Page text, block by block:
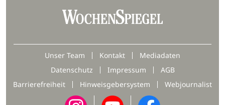
Unser Team Kontakt
Mediadaten
Datenschutz
Impressum
AGB
Barrierefreiheit
Hinweisgebersystem Webjournalist